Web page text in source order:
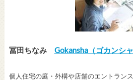
冨田ちなみ Gokansha（ゴカンシャ
個人住宅の庭・外構や店舗のエントラン